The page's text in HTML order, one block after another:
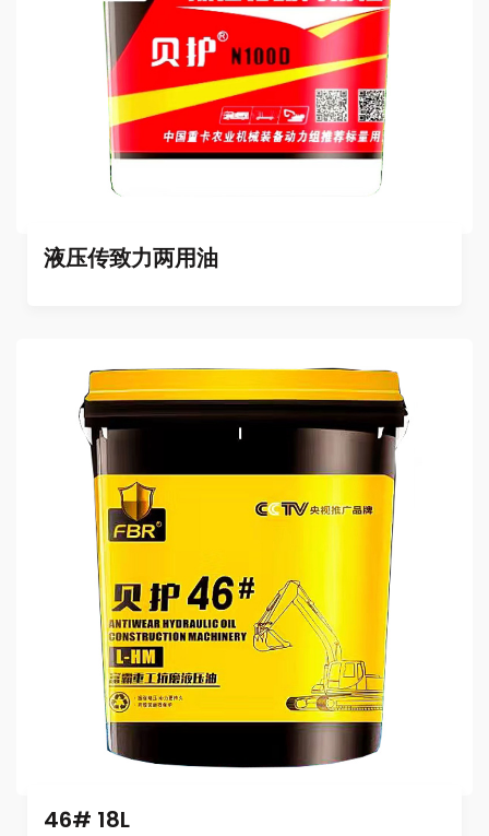
液压传致力两用油
46# 18L